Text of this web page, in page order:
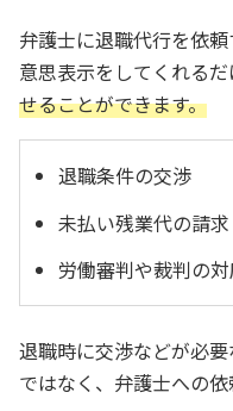
弁護士に退職代行を依
意思表示をしてくれるだ
せることができます。
退職条件の交渉
未払い残業代の請求
労働審判や裁判の
退職時に交渉などが必
ではなく、弁護士への依